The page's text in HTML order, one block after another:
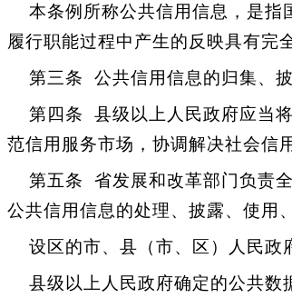
本条例所称公共信用信息，是指
履行职能过程中产生的反映具有完
第三条 公共信用信息的归集、披
第四条 县级以上人民政府应当将
范信用服务市场，协调解决社会信
第五条 省发展和改革部门负责全
公共信用信息的处理、披露、使用
设区的市、县（市、区）人民政
县级以上人民政府确定的公共数